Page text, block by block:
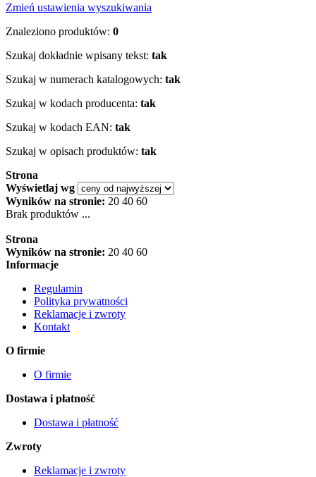
Zmień ustawienia wyszukiwania
Znaleziono produktów: 0
Szukaj dokładnie wpisany tekst: tak
Szukaj w numerach katalogowych: tak
Szukaj w kodach producenta: tak
Szukaj w kodach EAN: tak
Szukaj w opisach produktów: tak
Strona
Wyświetlaj wg
Wyników na stronie: 20 40 60
Brak produktów ...
Strona
Wyników na stronie: 20 40 60
Informacje
Regulamin
Polityka prywatności
Reklamacje i zwroty
Kontakt
O firmie
O firmie
Dostawa i płatność
Dostawa i płatność
Zwroty
Reklamacje i zwroty